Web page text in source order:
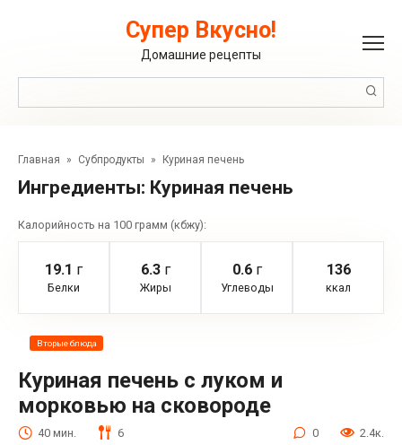
Супер Вкусно!
Домашние рецепты
Главная » Субпродукты » Куриная печень
Ингредиенты: Куриная печень
Калорийность на 100 грамм (кбжу):
19.1 г
Белки
6.3г
Жиры
0.6г
Углеводы
136
ккал
Вторые блюда
Куриная печень с луком и
морковью на сковороде
40 мин. 6 0 2.4к.